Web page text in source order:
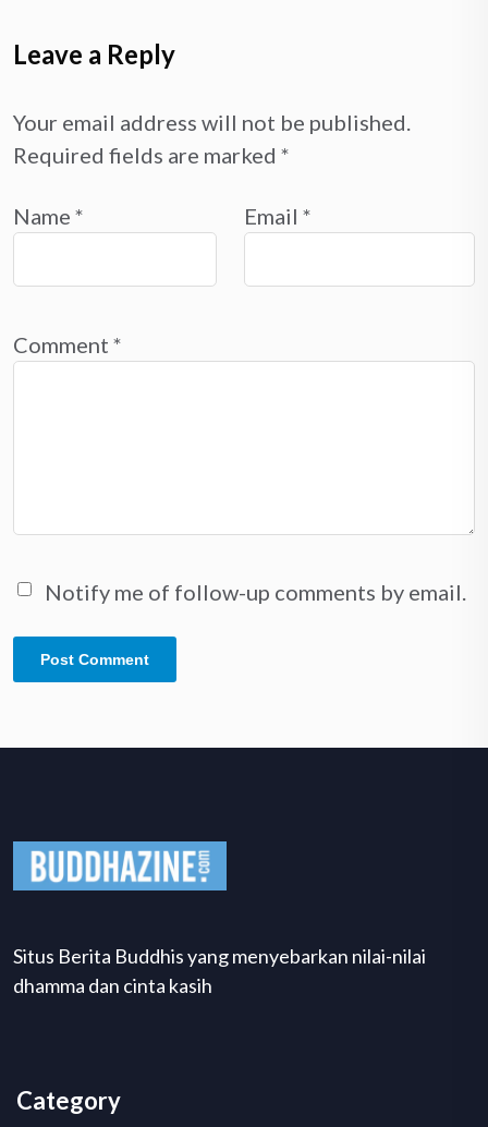
Leave a Reply
Your email address will not be published.
Required fields are marked *
Name * Email *
Comment *
Notify me of follow-up comments by email.
Situs Berita Buddhis yang menyebarkan nilai-nilai
dhamma dan cinta kasih
Category